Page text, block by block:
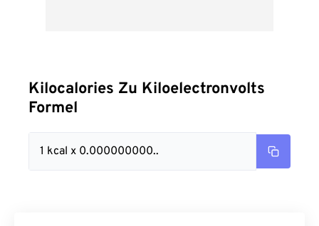
Kilocalories Zu Kiloelectronvolts
Formel
1 kcal x 0.000000000..